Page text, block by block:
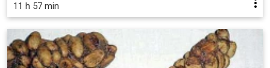
11 h 57 min